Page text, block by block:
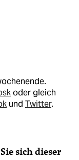
oder gleich
und Twitter.
sich dieser